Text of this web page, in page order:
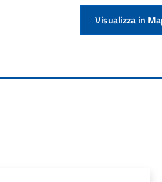
Visualizza in